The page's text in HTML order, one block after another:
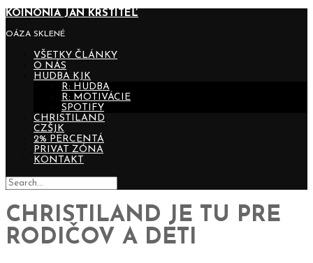
KOINONIA JÁN KRSTITEĽ
OÁZA SKLENÉ
VŠETKY ČLÁNKY
O NÁS
HUDBA KJK
R: HUDBA
R: MOTIVÁCIE
SPOTIFY
CHRISTILAND
CZŠJK
2% PERCENTÁ
PRIVAT ZÓNA
KONTAKT
CHRISTILAND JE TU PRE
RODIČOV A DETI